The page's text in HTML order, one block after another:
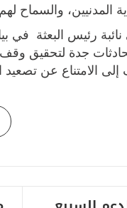
المدنيين، والسماح
نائبة رئيس البعثة
جدة لتحقيق
إلى الامتناع عن تصعيد